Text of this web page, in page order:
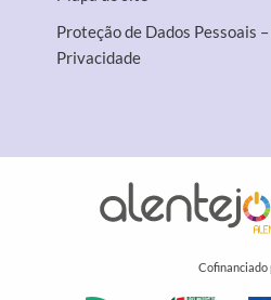
Proteção de Dados Pessoais
Privacidade
Cofinanciado